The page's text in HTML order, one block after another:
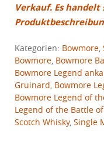
Verkauf. Es
Kategorien: Bowmore,
Bowmore, Bowmore
Bowmore Legend
Gruinard, Bowmore
Bowmore Legend of
Legend of the Battle
Scotch Whisky, Single